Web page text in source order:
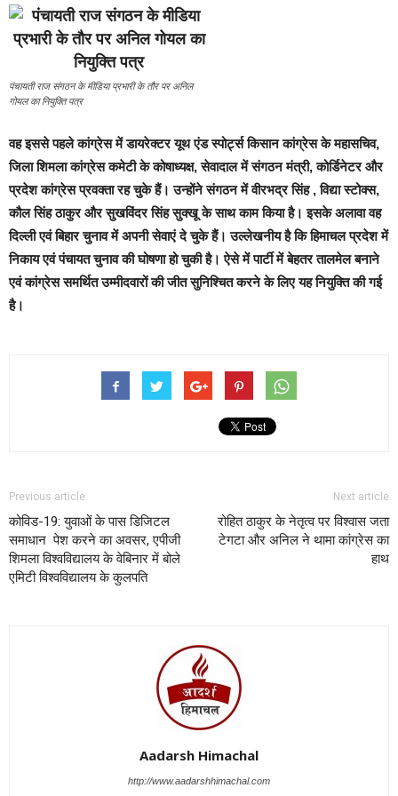
पंचायती राज संगठन के मीडिया प्रभारी के तौर पर अनिल
गोयल का नियुक्ति पत्र
वह इससे पहले कांग्रेस में डायरेक्टर यूथ एंड स्पोर्ट्स किसान कांग्रेस के महासचिव,
जिला शिमला कांग्रेस कमेटी के कोषाध्यक्ष, सेवादाल में संगठन मंत्री, कोर्डिनेटर और
प्रदेश कांग्रेस प्रवक्ता रह चुके हैं। उन्होंने संगठन में वीरभद्र सिंह , विद्या स्टोक्स,
कौल सिंह ठाकुर और सुखविंदर सिंह सुक्खू के साथ काम किया है। इसके अलावा वह
दिल्ली एवं बिहार चुनाव में अपनी सेवाएं दे चुके हैं। उल्लेखनीय है कि हिमाचल प्रदेश में
निकाय एवं पंचायत चुनाव की घोषणा हो चुकी है। ऐसे में पार्टी में बेहतर तालमेल बनाने
एवं कांग्रेस समर्थित उम्मीदवारों की जीत सुनिश्चित करने के लिए यह नियुक्ति की गई
है।
Previous article
कोविड-19: युवाओं के पास डिजिटल
समाधान पेश करने का अवसर, एपीजी
शिमला विश्वविद्यालय के वेबिनार में बोले
एमिटी विश्वविद्यालय के कुलपति
Next article
रोहित ठाकुर के नेतृत्व पर विश्वास जता
टेगटा और अनिल ने थामा कांग्रेस का
हाथ
Aadarsh Himachal
http://www.aadarshhimachal.com